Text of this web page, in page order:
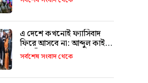
এ দেশে কখনোই ফ্যাসিবাদ
ফিরে আসবে না: আব্দুল কাইয়ুম
চৌধুরী
সর্বশেষ সংবাদ থেকে